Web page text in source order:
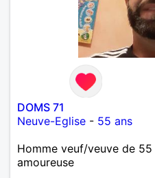
DOMS 71
Neuve-Eglise - 55 ans
Homme veuf/veuve de
amoureuse